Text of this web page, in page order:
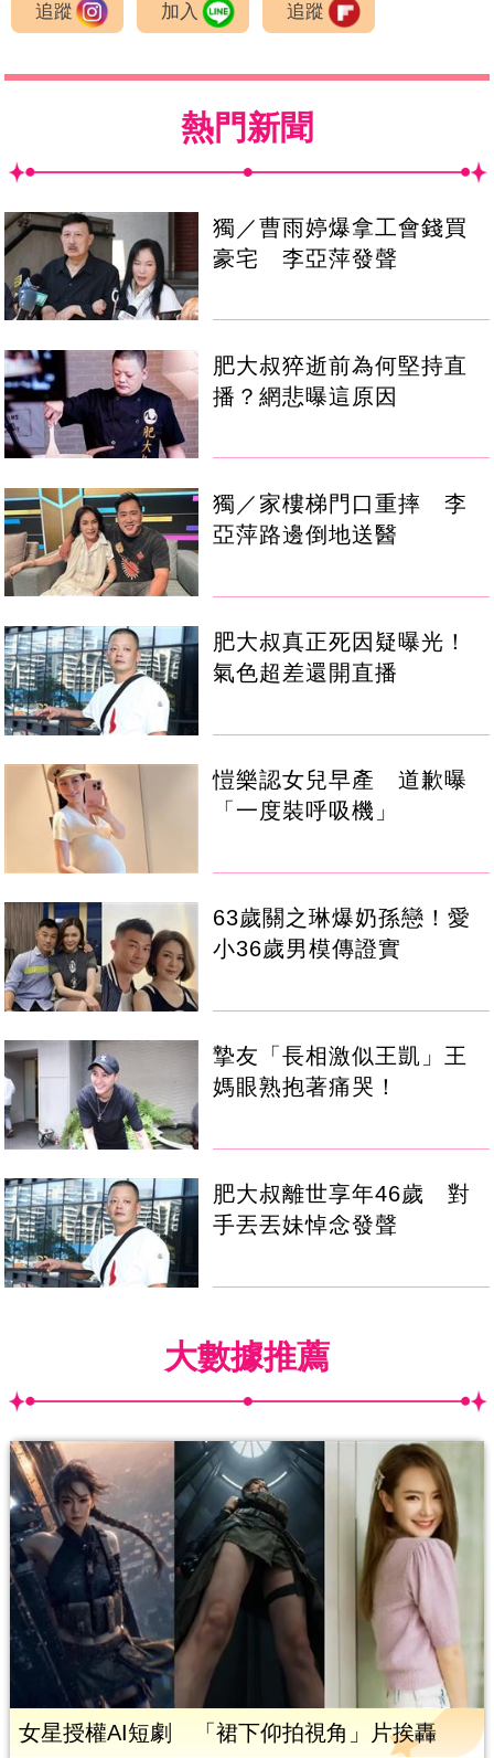
追蹤 加入 追蹤
熱門新聞
獨／曹雨婷爆拿工會錢買
豪宅 李亞萍發聲
肥大叔猝逝前為何堅持直
播？網悲曝這原因
獨／家樓梯門口重摔 李
亞萍路邊倒地送醫
肥大叔真正死因疑曝光！
氣色超差還開直播
愷樂認女兒早產 道歉曝
「一度裝呼吸機」
63歲關之琳爆奶孫戀！愛
小36歲男模傳證實
摯友「長相激似王凱」王
媽眼熟抱著痛哭！
肥大叔離世享年46歲 對
手丟丟妹悼念發聲
大數據推薦
女星授權AI短劇 「裙下仰拍視角」片挨轟